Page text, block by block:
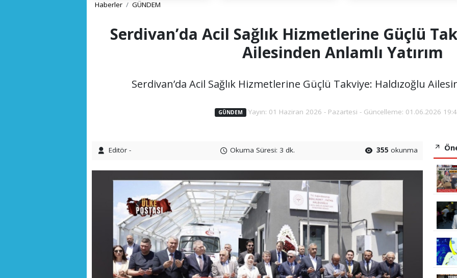
Haberler GÜNDEM
Serdivan’da Acil Sağlık Hizmetlerine Güçlü
Ailesinden Anlamlı Yatırım
Serdivan’da Acil Sağlık Hizmetlerine Güçlü Takviye: Haldızoğlu
GÜNDEM Yayın: 01 Haziran 2026 - Pazartesi - Güncelleme: 01.06.2026
Editör - Okuma Süresi: 3 dk. 355 okunma